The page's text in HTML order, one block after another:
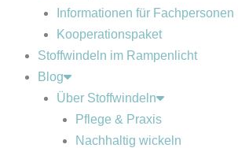
Informationen für Fachpersonen
Kooperationspaket
Stoffwindeln im Rampenlicht
Blog
Über Stoffwindeln
Pflege & Praxis
Nachhaltig wickeln